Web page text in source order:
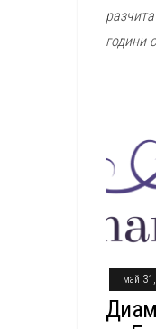
години
май